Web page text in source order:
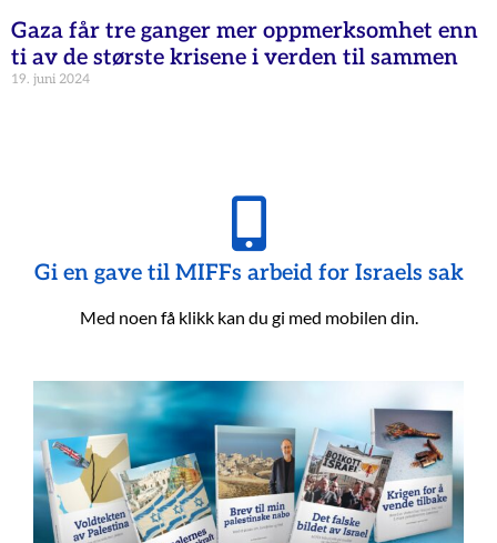
Gaza får tre ganger mer oppmerksomhet enn
ti av de største krisene i verden til sammen
19. juni 2024
Gi en gave til MIFFs arbeid for Israels sak
Med noen få klikk kan du gi med mobilen din.